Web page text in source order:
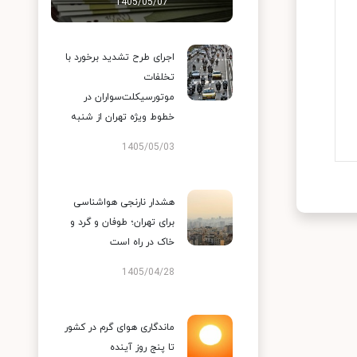
اجرای طرح تشدید برخورد با
تخلفات
موتورسیکلت‌سواران در
خطوط ویژه تهران از شنبه
1405/05/03
هشدار نارنجی هواشناسی
برای تهران؛ طوفان و گرد و
خاک در راه است
1405/04/28
ماندگاری هوای گرم در کشور
تا پنج روز آینده